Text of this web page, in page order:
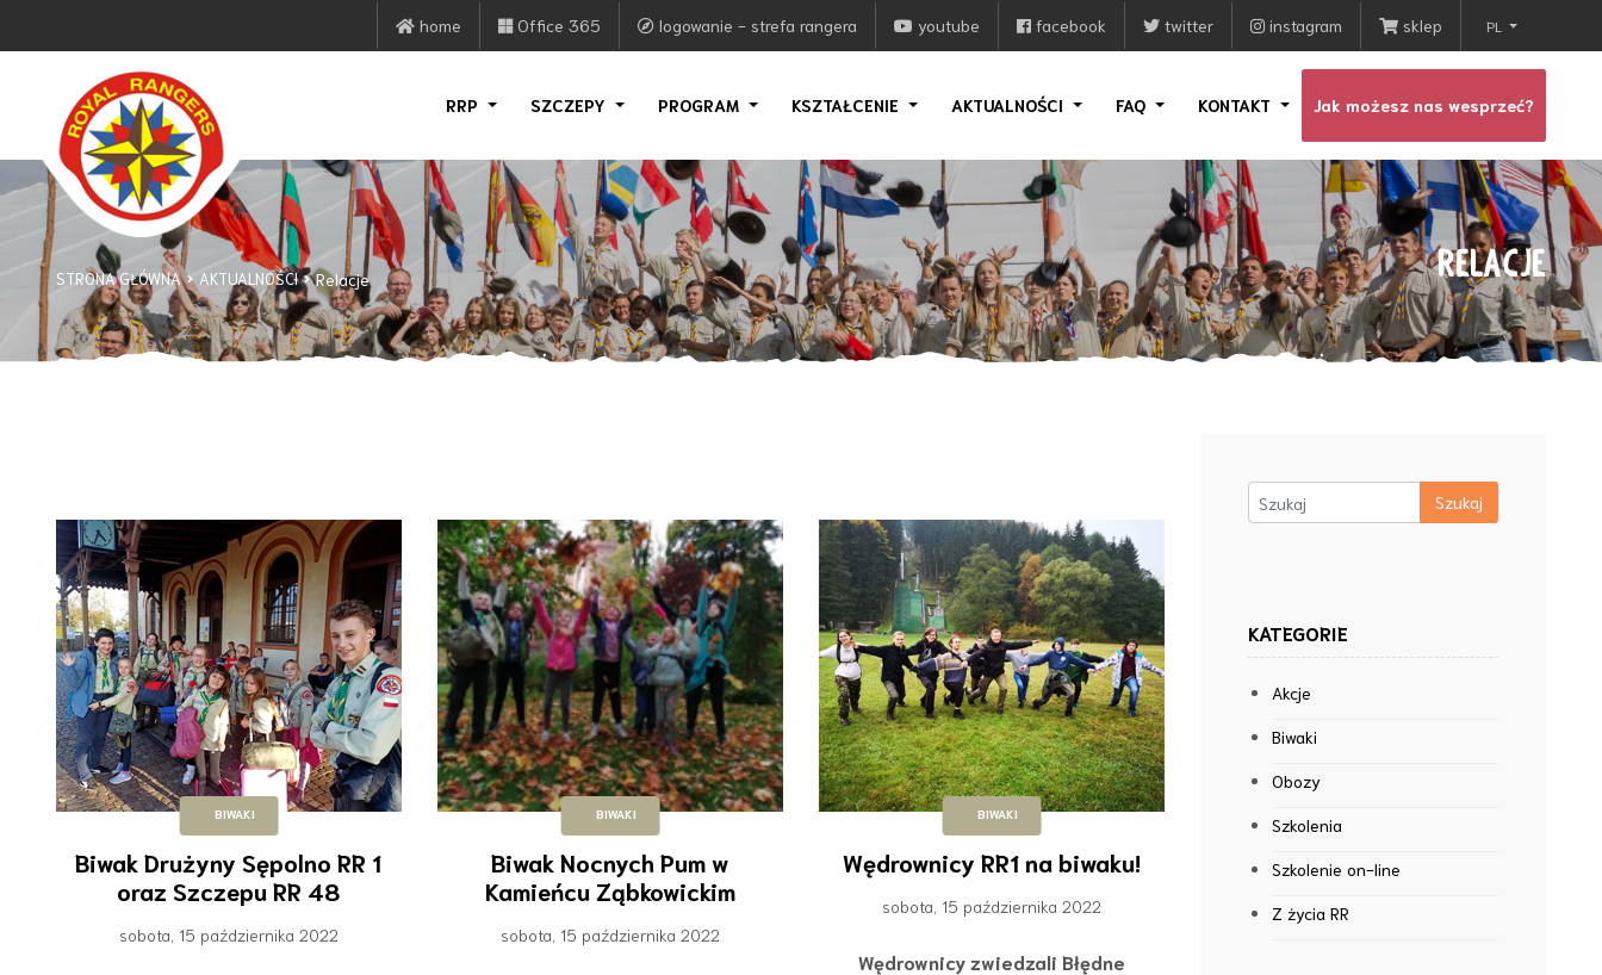
home Office 365 logowanie - strefa rangera youtube facebook twitter instagram sklep PL
RRP SZCZEPY PROGRAM KSZTAŁCENIE AKTUALNOŚCI FAQ KONTAKT Jak możesz nas wesprzeć?
AKTUALNOŚCI
STRONA GŁÓWNA Relacje RELACJE
BIWAKI
Biwak Drużyny Sępolno RR 1
oraz Szczepu RR 48
sobota, 15 października 2022
BIWAKI
Biwak Nocnych Pum w
Kamieńcu Ząbkowickim
sobota, 15 października 2022
BIWAKI
Wędrownicy RR1 na biwaku!
sobota, 15 października 2022
Wędrownicy zwiedzali Błędne
KATEGORIE
Akcje
Biwaki
Obozy
Szkolenia
Szkolenie on-line
Z życia RR